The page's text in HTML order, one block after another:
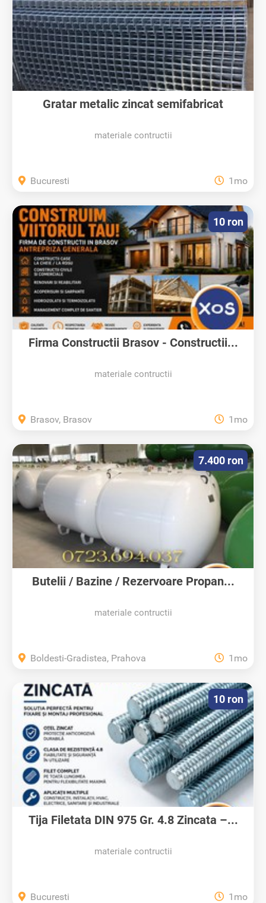
Gratar metalic zincat semifabricat
materiale contructii
Bucuresti 1mo
Firma Constructii Brasov - Constructii...
materiale contructii
10 ron
Brasov, Brasov 1mo
Butelii / Bazine / Rezervoare Propan...
materiale contructii
7.400 ron
Boldesti-Gradistea, Prahova 1mo
Tija Filetata DIN 975 Gr. 4.8 Zincata –...
materiale contructii
10 ron
Bucuresti 1mo